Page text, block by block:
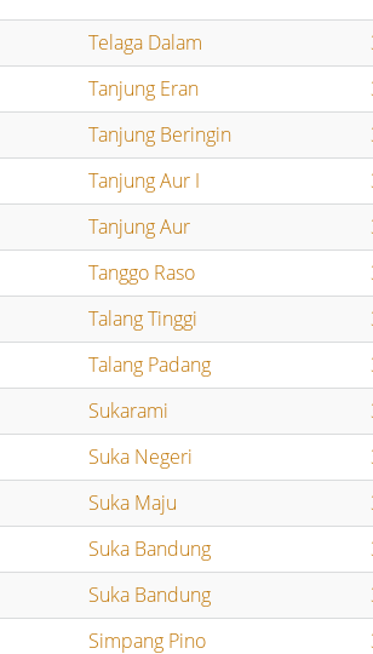
Telaga Dalam
Tanjung Eran
Tanjung Beringin
Tanjung Aur I
Tanjung Aur
Tanggo Raso
Talang Tinggi
Talang Padang
Sukarami
Suka Negeri
Suka Maju
Suka Bandung
Suka Bandung
Simpang Pino